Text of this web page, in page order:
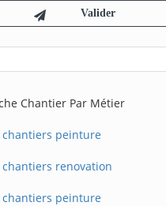
Chantier Par Métier
chantiers peinture
chantiers renovation
chantiers peinture